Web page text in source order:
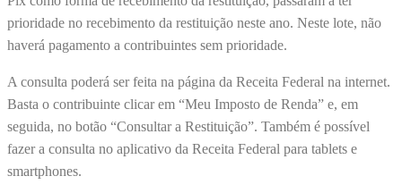
prioridade no recebimento da restituição neste ano. Neste lote, não
haverá pagamento a contribuintes sem prioridade.
A consulta poderá ser feita na página da Receita Federal na internet.
Basta o contribuinte clicar em “Meu Imposto de Renda” e, em
seguida, no botão “Consultar a Restituição”. Também é possível
fazer a consulta no aplicativo da Receita Federal para tablets e
smartphones.